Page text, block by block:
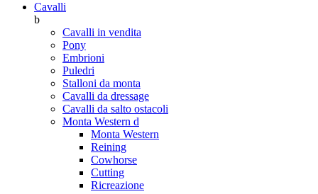
Cavalli
b
Cavalli in vendita
Pony
Embrioni
Puledri
Stalloni da monta
Cavalli da dressage
Cavalli da salto ostacoli
Monta Western d
Monta Western
Reining
Cowhorse
Cutting
Ricreazione